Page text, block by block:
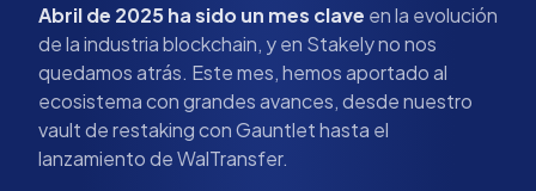
Abril de 2025 ha sido un mes clave en la evolución
de la industria blockchain, y en Stakely no nos
quedamos atrás. Este mes, hemos aportado al
ecosistema con grandes avances, desde nuestro
vault de restaking con Gauntlet hasta el
lanzamiento de WalTransfer.